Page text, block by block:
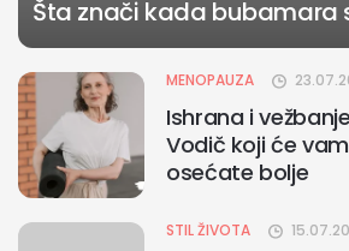
Šta znači kada bubamara
MENOPAUZA
Ishrana i
Vodič koji će
osećate bolje
STIL ŽIVOTA